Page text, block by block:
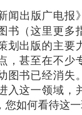
闻出版广电报
书（这里更多
划出版的主要
，甚至在不少
图书已经消失
入这一领域，
您如何看待这